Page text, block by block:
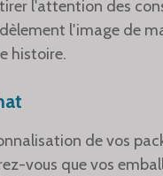
l'attention des
l'image de
histoire.
de vos
vous que vos